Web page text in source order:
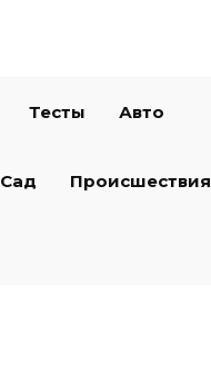
Тесты Авто
Сад Происшествия